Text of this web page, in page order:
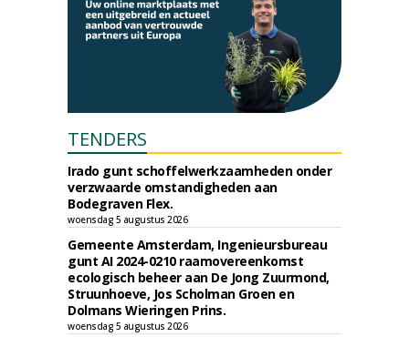
TENDERS
Irado gunt schoffelwerkzaamheden onder
verzwaarde omstandigheden aan
Bodegraven Flex.
woensdag 5 augustus 2026
Gemeente Amsterdam, Ingenieursbureau
gunt AI 2024-0210 raamovereenkomst
ecologisch beheer aan De Jong Zuurmond,
Struunhoeve, Jos Scholman Groen en
Dolmans Wieringen Prins.
woensdag 5 augustus 2026